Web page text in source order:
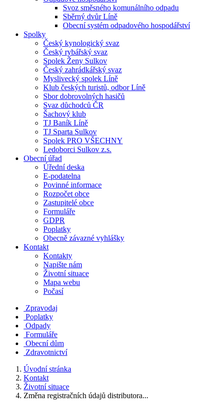
Svoz směsného komunálního odpadu
Sběrný dvůr Líně
Obecní systém odpadového hospodářství
Spolky
Český kynologický svaz
Český rybářský svaz
Spolek Ženy Sulkov
Český zahrádkářský svaz
Myslivecký spolek Líně
Klub českých turistů, odbor Líně
Sbor dobrovolných hasičů
Svaz důchodců ČR
Šachový klub
TJ Baník Líně
TJ Sparta Sulkov
Spolek PRO VŠECHNY
Ledoborci Sulkov z.s.
Obecní úřad
Úřední deska
E-podatelna
Povinné informace
Rozpočet obce
Zastupitelé obce
Formuláře
GDPR
Poplatky
Obecně závazné vyhlášky
Kontakt
Kontakty
Napište nám
Životní situace
Mapa webu
Počasí
Zpravodaj
Poplatky
Odpady
Formuláře
Obecní dům
Zdravotnictví
Úvodní stránka
Kontakt
Životní situace
Změna registračních údajů distributora...